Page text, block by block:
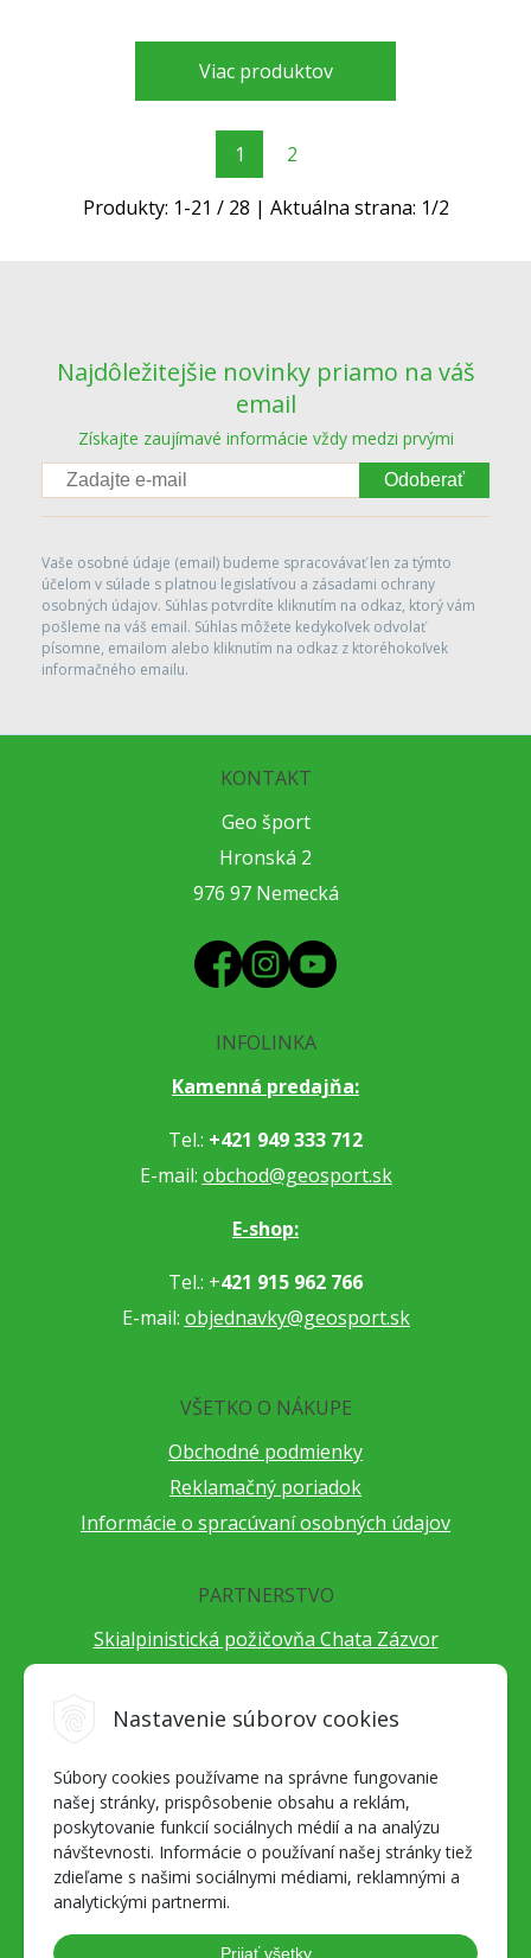
Nastavenie súborov cookies
Súbory cookies používame na správne fungovanie
našej stránky, prispôsobenie obsahu a reklám,
poskytovanie funkcií sociálnych médií a na analýzu
návštevnosti. Informácie o používaní našej stránky tiež
zdieľame s našimi sociálnymi médiami, reklamnými a
analytickými partnermi.
Prijať všetky
Viac produktov
1 2
Produkty: 1-21 / 28 | Aktuálna strana: 1/2
Najdôležitejšie novinky priamo na váš
email
Získajte zaujímavé informácie vždy medzi prvými
Odoberať
Vaše osobné údaje (email) budeme spracovávať len za týmto
účelom v súlade s platnou legislatívou a zásadami ochrany
osobných údajov. Súhlas potvrdíte kliknutím na odkaz, ktorý vám
pošleme na váš email. Súhlas môžete kedykoľvek odvolať
písomne, emailom alebo kliknutím na odkaz z ktoréhokoľvek
informačného emailu.
KONTAKT
Geo šport
Hronská 2
976 97 Nemecká
INFOLINKA
Kamenná predajňa:
Tel.: +421 949 333 712
E-mail: obchod@geosport.sk
E-shop:
Tel.: +421 915 962 766
E-mail: objednavky@geosport.sk
VŠETKO O NÁKUPE
Obchodné podmienky
Reklamačný poriadok
Informácie o spracúvaní osobných údajov
PARTNERSTVO
Skialpinistická požičovňa Chata Zázvor
Cestovateľský festival Cestou necestou
Alpenverein Slovensko
Hore-dole Derešom
Motorest Nemecká
Splav Hrona